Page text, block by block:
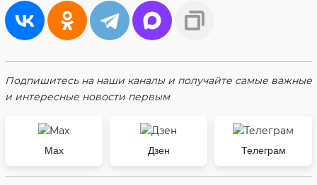
Подпишитесь на наши каналы и получайте самые важные
и интересные новости первым
Max Дзен Телеграм